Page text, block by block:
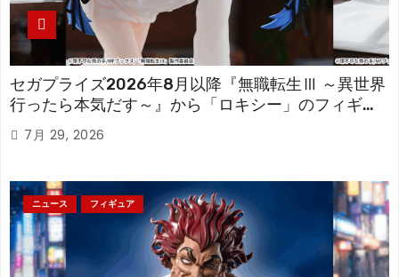
セガプライズ2026年8月以降『無職転生Ⅲ ～異世界
行ったら本気だす～』から「ロキシー」のフィギュ
アが登場！
7月 29, 2026
ニュース フィギュア